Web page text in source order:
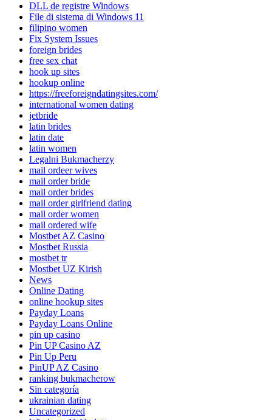
DLL de registre Windows
File di sistema di Windows 11
filipino women
Fix System Issues
foreign brides
free sex chat
hook up sites
hookup online
https://freeforeigndatingsites.com/
international women dating
jetbride
latin brides
latin date
latin women
Legalni Bukmacherzy
mail ordeer wives
mail order bride
mail order brides
mail order girlfriend dating
mail order women
mail ordered wife
Mostbet AZ Casino
Mostbet Russia
mostbet tr
Mostbet UZ Kirish
News
Online Dating
online hookup sites
Payday Loans
Payday Loans Online
pin up casino
Pin UP Casino AZ
Pin Up Peru
PinUP AZ Casino
ranking bukmacherow
Sin categoría
ukrainian dating
Uncategorized